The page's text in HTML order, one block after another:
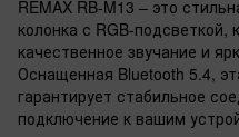
REMAX RB-M13 – это
колонка с RGB-подсветкой,
качественное звучание и
Оснащенная Bluetooth 5.4,
гарантирует стабильное
подключение к вашим